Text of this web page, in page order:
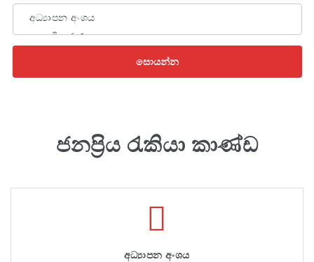
සොයන්න
ජනප්‍රිය රැකියා කාණ්ඩ
අධ්‍යාපන අංශය